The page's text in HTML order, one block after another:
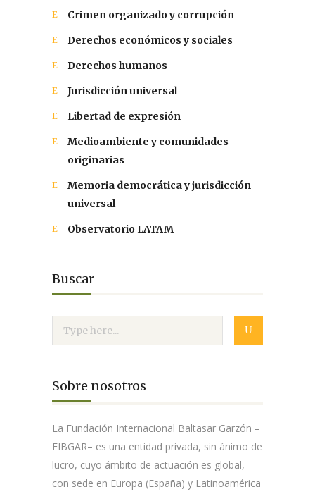
Crimen organizado y corrupción
Derechos económicos y sociales
Derechos humanos
Jurisdicción universal
Libertad de expresión
Medioambiente y comunidades
originarias
Memoria democrática y jurisdicción
universal
Observatorio LATAM
Buscar
Sobre nosotros
La Fundación Internacional Baltasar Garzón –
FIBGAR– es una entidad privada, sin ánimo de
lucro, cuyo ámbito de actuación es global,
con sede en Europa (España) y Latinoamérica